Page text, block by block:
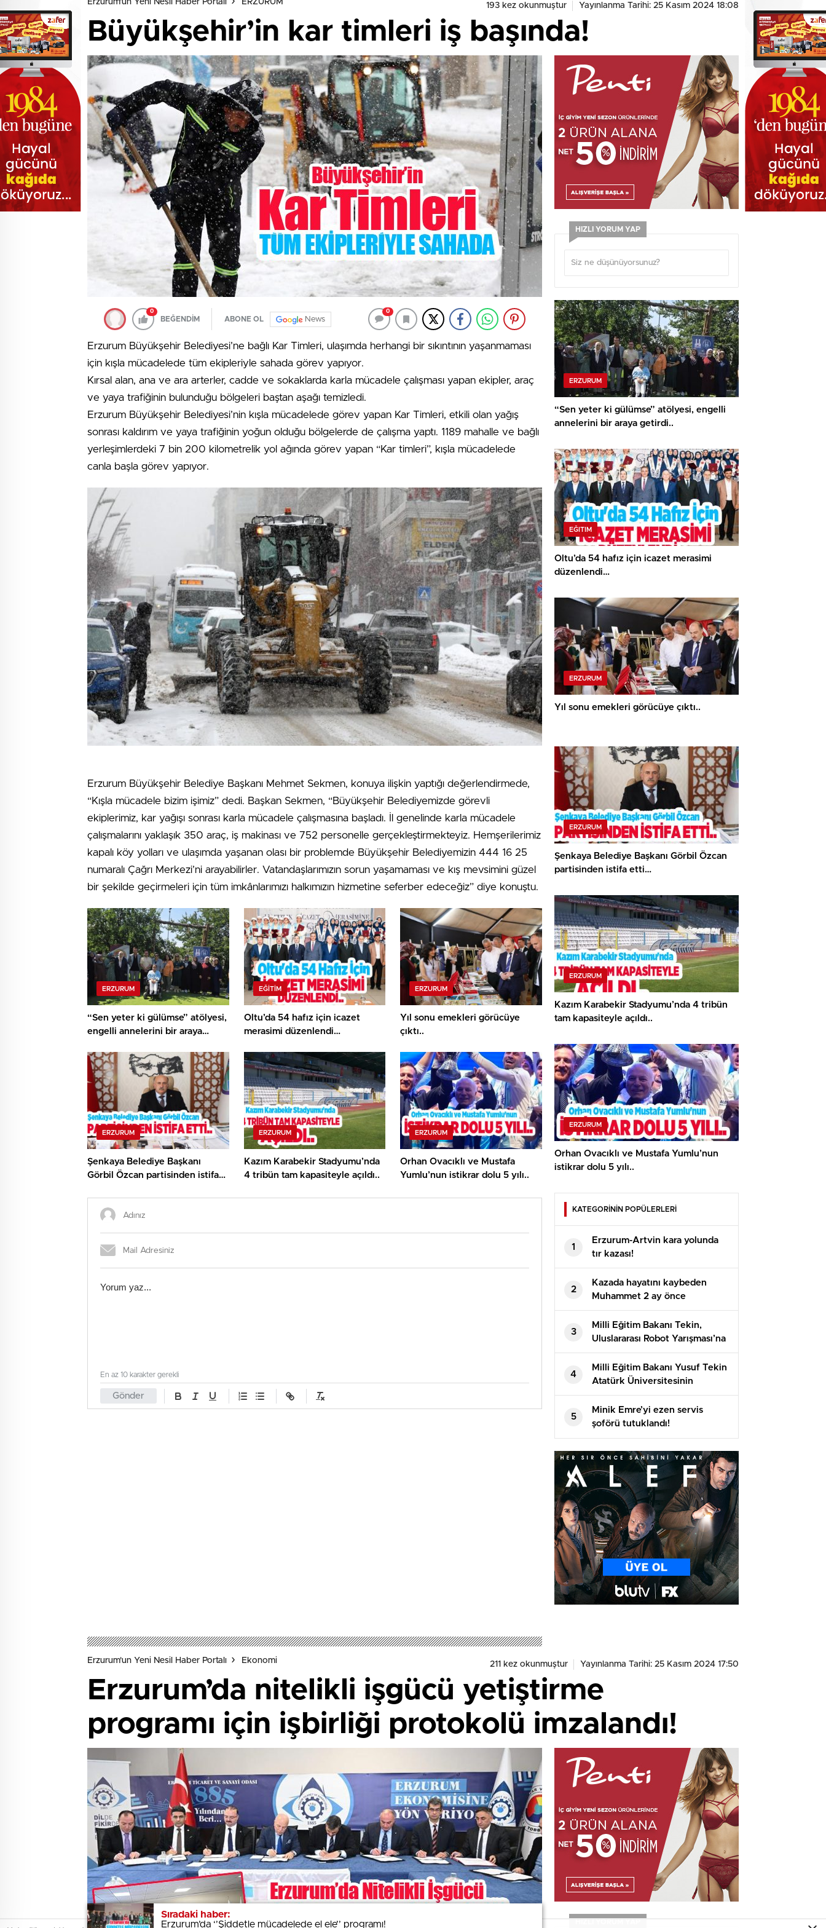
Erzurum'un Yeni Nesil Haber Portalı ERZURUM 193 kez okunmuştur Yayınlanma Tarihi: 25 Kasım 2024 18:08
Büyükşehir’in kar timleri iş başında!
0
BEĞENDİM ABONE OL News
0
Erzurum Büyükşehir Belediyesi’ne bağlı Kar Timleri, ulaşımda herhangi bir sıkıntının yaşanmaması
için kışla mücadelede tüm ekipleriyle sahada görev yapıyor.
Kırsal alan, ana ve ara arterler, cadde ve sokaklarda karla mücadele çalışması yapan ekipler, araç
ve yaya trafiğinin bulunduğu bölgeleri baştan aşağı temizledi.
Erzurum Büyükşehir Belediyesi’nin kışla mücadelede görev yapan Kar Timleri, etkili olan yağış
sonrası kaldırım ve yaya trafiğinin yoğun olduğu bölgelerde de çalışma yaptı. 1189 mahalle ve bağlı
yerleşimlerdeki 7 bin 200 kilometrelik yol ağında görev yapan “Kar timleri”, kışla mücadelede
canla başla görev yapıyor.
Erzurum Büyükşehir Belediye Başkanı Mehmet Sekmen, konuya ilişkin yaptığı değerlendirmede,
“Kışla mücadele bizim işimiz” dedi. Başkan Sekmen, “Büyükşehir Belediyemizde görevli
ekiplerimiz, kar yağışı sonrası karla mücadele çalışmasına başladı. İl genelinde karla mücadele
çalışmalarını yaklaşık 350 araç, iş makinası ve 752 personelle gerçekleştirmekteyiz. Hemşerilerimiz
kapalı köy yolları ve ulaşımda yaşanan olası bir problemde Büyükşehir Belediyemizin 444 16 25
numaralı Çağrı Merkezi’ni arayabilirler. Vatandaşlarımızın sorun yaşamaması ve kış mevsimini güzel
bir şekilde geçirmeleri için tüm imkânlarımızı halkımızın hizmetine seferber edeceğiz” diye konuştu.
ERZURUM
“Sen yeter ki gülümse” atölyesi,
engelli annelerini bir araya
EĞITIM
Oltu’da 54 hafız için icazet
merasimi düzenlendi…
ERZURUM
Yıl sonu emekleri görücüye
çıktı..
ERZURUM
Şenkaya Belediye Başkanı
Görbil Özcan partisinden istifa
ERZURUM
Kazım Karabekir Stadyumu’nda
4 tribün tam kapasiteyle açıldı..
ERZURUM
Orhan Ovacıklı ve Mustafa
Yumlu’nun istikrar dolu 5 yılı..
Gönder
En az 10 karakter gerekli
Sıradaki haber:
Erzurum’da ‘’Şiddetle mücadelede el ele’’ programı!
HIZLI YORUM YAP
ERZURUM
“Sen yeter ki gülümse” atölyesi, engelli
annelerini bir araya getirdi..
EĞITIM
Oltu’da 54 hafız için icazet merasimi
düzenlendi…
ERZURUM
Yıl sonu emekleri görücüye çıktı..
ERZURUM
Şenkaya Belediye Başkanı Görbil Özcan
partisinden istifa etti…
ERZURUM
Kazım Karabekir Stadyumu’nda 4 tribün
tam kapasiteyle açıldı..
ERZURUM
Orhan Ovacıklı ve Mustafa Yumlu’nun
istikrar dolu 5 yılı..
KATEGORİNİN POPÜLERLERİ
1
Erzurum-Artvin kara yolunda
tır kazası!
2
Kazada hayatını kaybeden
Muhammet 2 ay önce
evlenmişti!
3
Milli Eğitim Bakanı Tekin,
Uluslararası Robot Yarışması’na
katılan öğrencilerle bir araya
geldi
4
Milli Eğitim Bakanı Yusuf Tekin
Atatürk Üniversitesinin
akademik yılı açılış töreninde
konuştu
5
Minik Emre’yi ezen servis
şoförü tutuklandı!
Erzurum'un Yeni Nesil Haber Portalı Ekonomi 211 kez okunmuştur Yayınlanma Tarihi: 25 Kasım 2024 17:50
Erzurum’da nitelikli işgücü yetiştirme
programı için işbirliği protokolü imzalandı!
Sıradaki haber:
Erzurum’da ‘’Şiddetle mücadelede el ele’’ programı!